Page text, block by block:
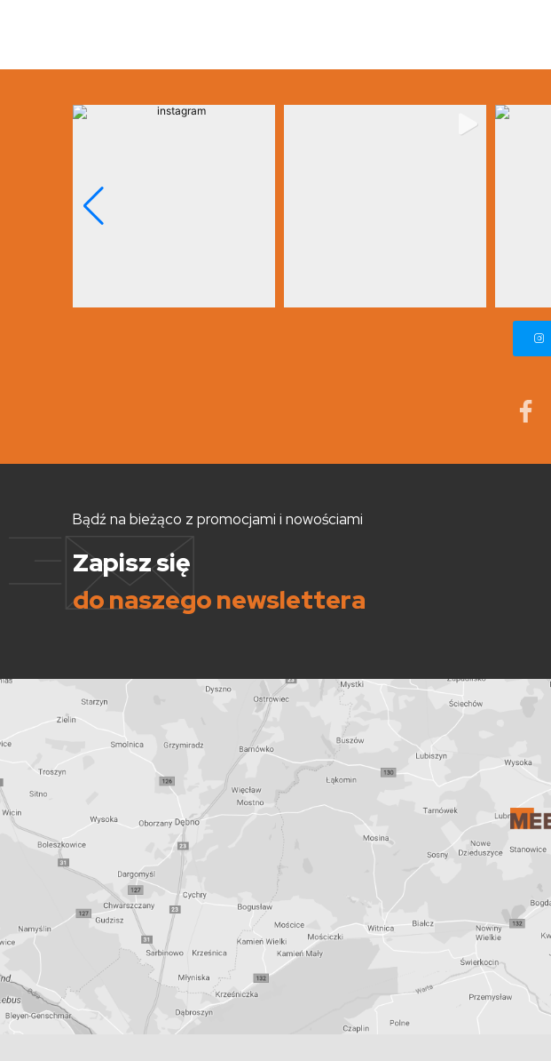
Bądź na bieżąco z promocjami i nowościami
Zapisz się
do naszego newslettera